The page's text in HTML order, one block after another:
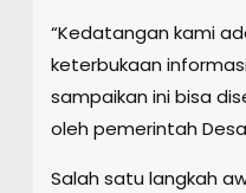
“Kedatangan kami
keterbukaan
sampaikan ini bisa
oleh pemerintah Desa
Salah satu langkah